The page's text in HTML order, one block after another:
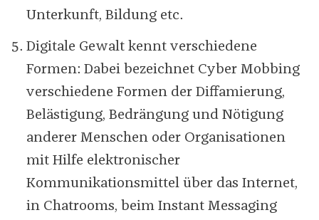
Unterkunft, Bildung etc.
Digitale Gewalt kennt verschiedene
Formen: Dabei bezeichnet Cyber Mobbing
verschiedene Formen der Diffamierung,
Belästigung, Bedrängung und Nötigung
anderer Menschen oder Organisationen
mit Hilfe elektronischer
Kommunikationsmittel über das Internet,
in Chatrooms, beim Instant Messaging